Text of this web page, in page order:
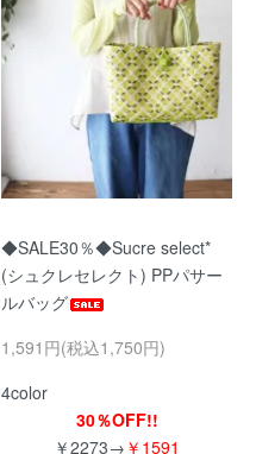
◆SALE30％◆Sucre select*
(シュクレセレクト) PPパサー
ルバッグ
1,591円(税込1,750円)
4color
30％OFF!!
￥2273→ ￥1591